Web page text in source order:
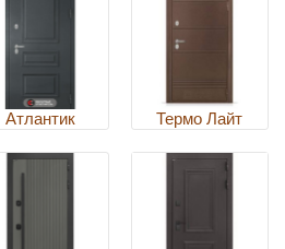
Атлантик Термо Лайт